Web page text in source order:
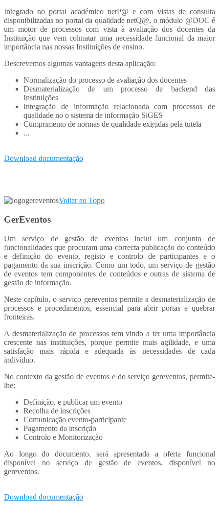
Integrado no portal académico netP@ e com vistas de consulta
disponibilizadas no portal da qualidade netQ@, o módulo @DOC é
um motor de processos com vista à avaliação dos docentes da
Instituição que vem colmatar uma necessidade funcional da maior
importância nas nossas Instituições de ensino.
Descrevemos algumas vantagens desta aplicação:
Normalização do processo de avaliação dos docentes
Desmaterialização de um processo de backend das
Instituições
Integração de informação relacionada com processos de
qualidade no o sistema de informação SiGES
Cumprimento de normas de qualidade exigidas pela tutela
...
Download documentação
Voltar ao Topo
GerEventos
Um serviço de gestão de eventos inclui um conjunto de
funcionalidades que procuram uma correcta publicação do conteúdo
e definição do evento, registo e controlo de participantes e o
pagamento da sua inscrição. Como um todo, um serviço de gestão
de eventos tem componentes de conteúdos e outras de sistema de
gestão de informação.
Neste capítulo, o serviço gereventos permite a desmaterialização de
processos e procedimentos, essencial para abrir portas e quebrar
fronteiras.
A desmaterialização de processos tem vindo a ter uma importância
crescente nas instituições, porque permite mais agilidade, e uma
satisfação mais rápida e adequada às necessidades de cada
indivíduo.
No contexto da gestão de eventos e do serviço gereventos, permite-
lhe:
Definição, e publicar um evento
Recolha de inscrições
Comunicação evento-participante
Pagamento da inscrição
Controlo e Monitorização
Ao longo do documento, será apresentada a oferta funcional
disponível no serviço de gestão de eventos, disponível no
gereventos.
Download documentação